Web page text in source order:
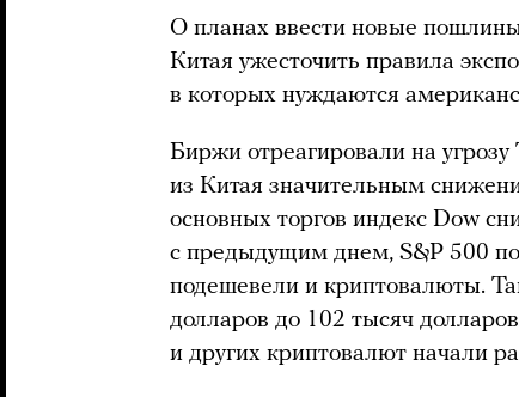
О планах ввести новые
Китая ужесточить правила
в которых нуждаются
Биржи отреагировали на
из Китая значительным
основных торгов индекс Dow
с предыдущим днем, S&P 500
подешевели и криптовалюты.
долларов до 102 тысяч
и других криптовалют начали